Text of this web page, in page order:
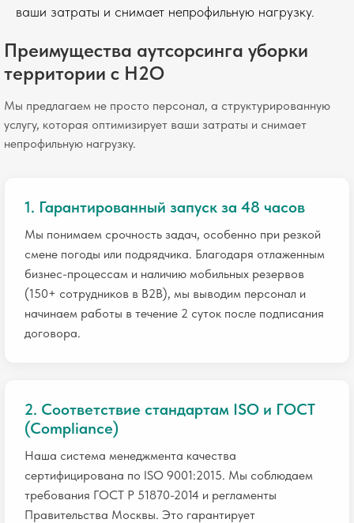
ваши затраты и снимает непрофильную нагрузку.
Преимущества аутсорсинга уборки
территории с H2O
Мы предлагаем не просто персонал, а структурированную
услугу, которая оптимизирует ваши затраты и снимает
непрофильную нагрузку.
1. Гарантированный запуск за 48 часов
Мы понимаем срочность задач, особенно при резкой
смене погоды или подрядчика. Благодаря отлаженным
бизнес-процессам и наличию мобильных резервов
(150+ сотрудников в B2B), мы выводим персонал и
начинаем работы в течение 2 суток после подписания
договора.
2. Соответствие стандартам ISO и ГОСТ
(Compliance)
Наша система менеджмента качества
сертифицирована по ISO 9001:2015. Мы соблюдаем
требования ГОСТ Р 51870-2014 и регламенты
Правительства Москвы. Это гарантирует